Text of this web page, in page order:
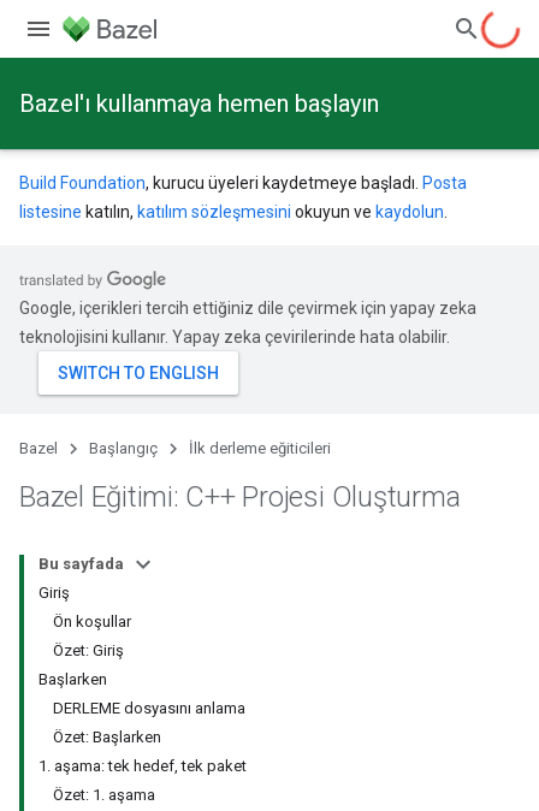
Bazel'ı kullanmaya hemen başlayın
Build Foundation, kurucu üyeleri kaydetmeye başladı. Posta
listesine katılın, katılım sözleşmesini okuyun ve kaydolun
Google, içerikleri tercih ettiğiniz dile çevirmek için yapay zeka
teknolojisini kullanır. Yapay zeka çevirilerinde hata olabilir.
Bazel Başlangıç İlk derleme eğiticileri
Bazel Eğitimi: C++ Projesi Oluşturma
Bu sayfada
Giriş
Ön koşullar
Özet: Giriş
Başlarken
DERLEME dosyasını anlama
Özet: Başlarken
1. aşama: tek hedef, tek paket
Özet: 1. aşama